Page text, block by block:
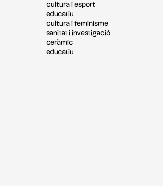
cultura i esport
educatiu
cultura i feminisme
sanitat i investigació
ceràmic
educatiu